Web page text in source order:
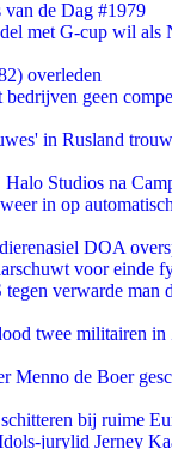
van de Dag #1979
met G-cup wil als
overleden
geen
in Rusland
Halo Studios na
in op
DOA
voor einde
verwarde man
twee militairen
Menno de Boer
bij ruime
jurylid Jerney